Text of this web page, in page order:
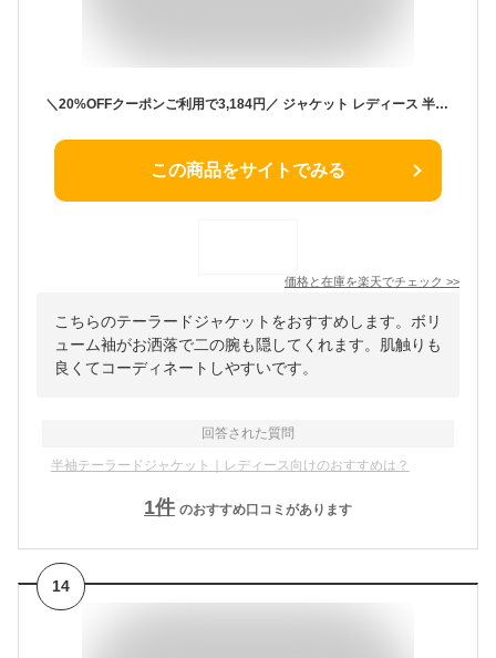
＼20%OFFクーポンご利用で3,184円／ ジャケット レディース 半袖 バルーンスリーブ ボリューム袖 テーラードジャケット フォーマル 夏 秋 ライトアウター カジュアル テーラード 春アウター 秋アウター 二つの腕隠し 体型カバー
この商品をサイトでみる
価格と在庫を楽天でチェック >>
こちらのテーラードジャケットをおすすめします。ボリ
ューム袖がお洒落で二の腕も隠してくれます。肌触りも
良くてコーディネートしやすいです。
回答された質問
半袖テーラードジャケット｜レディース向けのおすすめは？
1件 のおすすめ口コミがあります
14